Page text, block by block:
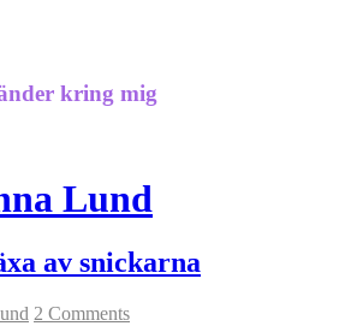
kring mig
Lund
av snickarna
2 Comments